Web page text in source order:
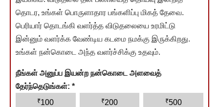
தொடர, உங்கள் பொருளாதார பங்களிப்பு மிகத் தேவை.
பெரியார் தொடங்கி வளர்த்த விடுதலையை உரமிட்டு
இன்னும் வளர்க்க வேண்டிய கடமை நமக்கு இருக்கிறது.
உங்கள் நன்கொடை அந்த வளர்ச்சிக்கு உதவும்.
நீங்கள் அனுப்ப இயன்ற நன்கொடை அளவைத்
தேர்ந்தெடுங்கள்: *
₹100 ₹200 ₹500